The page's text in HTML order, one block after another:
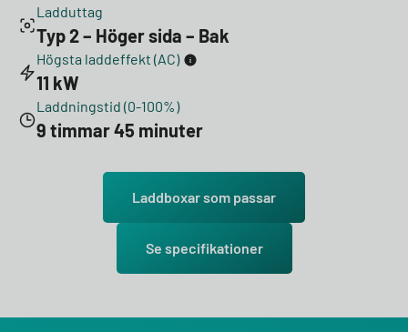
Ladduttag
Typ 2 – Höger sida – Bak
Högsta laddeffekt (AC)
11 kW
Laddningstid (0-100%)
9 timmar 45 minuter
Laddboxar som passar
Se specifikationer